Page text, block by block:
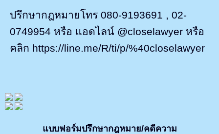
ปรึกษากฎหมายโทร 080-9193691 , 02-
0749954 หรือ แอดไลน์ @closelawyer หรือ
คลิก https://line.me/R/ti/p/%40closelawyer
แบบฟอร์มปรึกษากฎหมาย/คดีความ